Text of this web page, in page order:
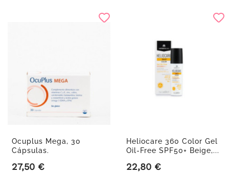
Ocuplus Mega, 30
Cápsulas.
Precio
27,50 €
Heliocare 360 Color Gel
Oil-Free SPF50+ Beige,...
Precio
22,80 €